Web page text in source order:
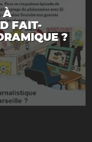
À
FAIT-
?